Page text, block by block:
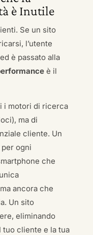
è Inutile
Se un sito
l’utente
è passato alla
è il
i motori di ricerca
ma di
cliente. Un
ogni
che
ancora che
Un sito
eliminando
cliente e la tua